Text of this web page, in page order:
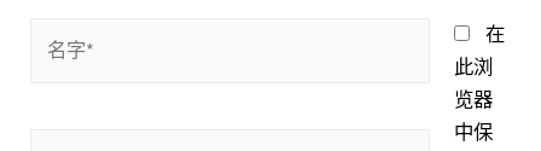
在
此浏
览器
中保